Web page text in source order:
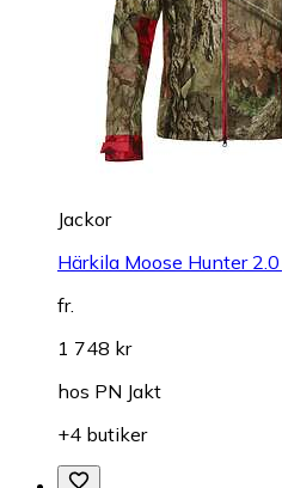
Jackor
Härkila Moose Hunter 2.0
fr.
1 748 kr
hos PN Jakt
+4 butiker